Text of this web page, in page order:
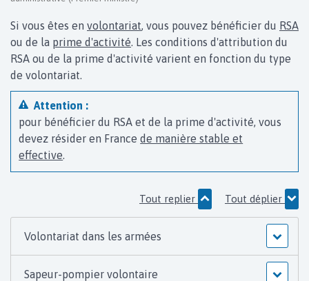
Si vous êtes en volontariat, vous pouvez bénéficier du RSA
ou de la prime d'activité. Les conditions d'attribution du
RSA ou de la prime d'activité varient en fonction du type
de volontariat.
Attention :
pour bénéficier du RSA et de la prime d'activité, vous
devez résider en Francede manière stable et
effective.
Tout replier Tout déplier
Volontariat dans les armées
Sapeur-pompier volontaire